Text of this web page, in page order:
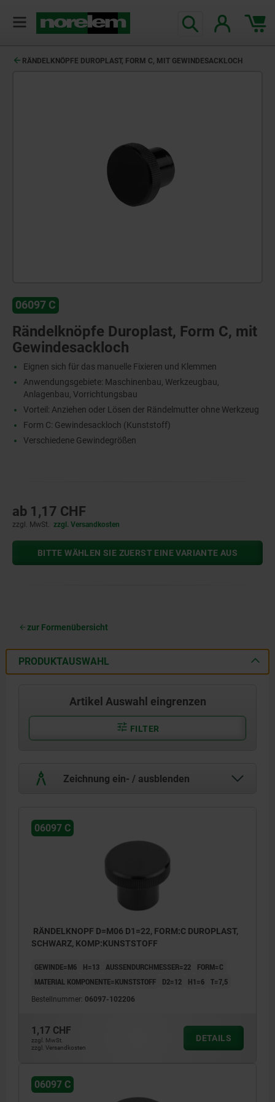
RÄNDELKNÖPFE DUROPLAST, FORM C, MIT GEWINDESACKLOCH
06097 C
Rändelknöpfe Duroplast, Form C, mit
Gewindesackloch
Eignen sich für das manuelle Fixieren und Klemmen
Anwendungsgebiete: Maschinenbau, Werkzeugbau,
Anlagenbau, Vorrichtungsbau
Vorteil: Anziehen oder Lösen der Rändelmutter ohne Werkzeug
Form C: Gewindesackloch (Kunststoff)
Verschiedene Gewindegrößen
ab 1,17 CHF
zzgl. MwSt. zzgl. Versandkosten
BITTE WÄHLEN SIE ZUERST EINE VARIANTE AUS
zur Formenübersicht
PRODUKTAUSWAHL
Artikel Auswahl eingrenzen
FILTER
Zeichnung ein- / ausblenden
06097 C
RÄNDELKNOPF D=M06 D1=22, FORM:C DUROPLAST,
SCHWARZ, KOMP:KUNSTSTOFF
GEWINDE=M6 H=13 AUSSENDURCHMESSER=22
FORM=C
MATERIAL KOMPONENTE=KUNSTSTOFF
D2=12 H1=6 T=7,5
Bestellnummer: 06097-102206
1,17 CHF
zzgl. MwSt.
zzgl. Versandkosten
DETAILS
06097 C